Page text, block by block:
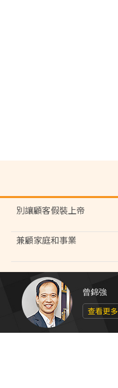
別讓顧客假裝上帝
兼顧家庭和事業
曾錦強
查看更多